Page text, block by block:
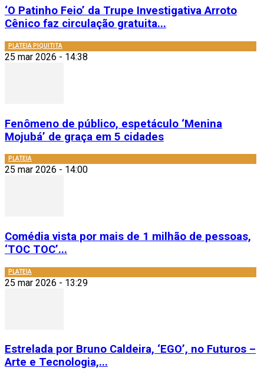
‘O Patinho Feio’ da Trupe Investigativa Arroto
Cênico faz circulação gratuita...
PLATEIA PIQUITITA
25 mar 2026 - 14:38
Fenômeno de público, espetáculo ‘Menina
Mojubá’ de graça em 5 cidades
PLATEIA
25 mar 2026 - 14:00
Comédia vista por mais de 1 milhão de pessoas,
‘TOC TOC’...
PLATEIA
25 mar 2026 - 13:29
Estrelada por Bruno Caldeira, ‘EGO’, no Futuros –
Arte e Tecnologia,...